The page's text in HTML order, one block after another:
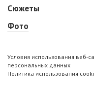
Сюжеты
Фото
Условия использования веб-
персональных данных
Политика использования